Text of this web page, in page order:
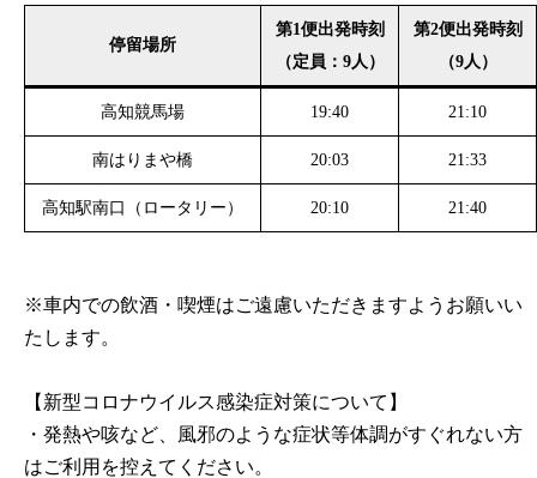
停留場所
第1便出発時刻
（定員：9人）
第2便出発時刻
（9人）
高知競馬場 19:40 21:10
南はりまや橋 20:03 21:33
高知駅南口（ロータリー） 20:10 21:40
※車内での飲酒・喫煙はご遠慮いただきますようお願いい
たします。
【新型コロナウイルス感染症対策について】
・発熱や咳など、風邪のような症状等体調がすぐれない方
はご利用を控えてください。